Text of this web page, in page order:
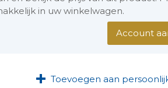
in uw winkelwagen.
Account
Toevoegen aan